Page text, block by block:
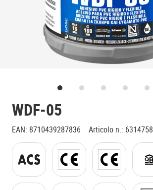
WDF-05
EAN: 8710439287836 Articolo n.: 6314758